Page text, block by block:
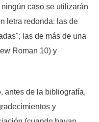
caso se utilizarán
letra redonda: las de
las de más de una
Roman 10) y
antes de la bibliografía,
y